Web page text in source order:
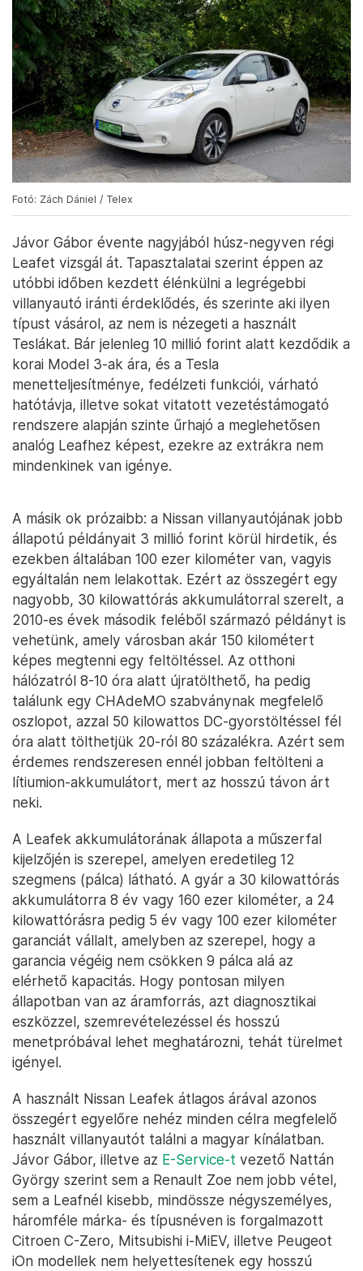
Fotó: Zách Dániel / Telex
Jávor Gábor évente nagyjából húsz-negyven régi
Leafet vizsgál át. Tapasztalatai szerint éppen az
utóbbi időben kezdett élénkülni a legrégebbi
villanyautó iránti érdeklődés, és szerinte aki ilyen
típust vásárol, az nem is nézegeti a használt
Teslákat. Bár jelenleg 10 millió forint alatt kezdődik a
korai Model 3-ak ára, és a Tesla
menetteljesítménye, fedélzeti funkciói, várható
hatótávja, illetve sokat vitatott vezetéstámogató
rendszere alapján szinte űrhajó a meglehetősen
analóg Leafhez képest, ezekre az extrákra nem
mindenkinek van igénye.
A másik ok prózaibb: a Nissan villanyautójának jobb
állapotú példányait 3 millió forint körül hirdetik, és
ezekben általában 100 ezer kilométer van, vagyis
egyáltalán nem lelakottak. Ezért az összegért egy
nagyobb, 30 kilowattórás akkumulátorral szerelt, a
2010-es évek második feléből származó példányt is
vehetünk, amely városban akár 150 kilométert
képes megtenni egy feltöltéssel. Az otthoni
hálózatról 8-10 óra alatt újratölthető, ha pedig
találunk egy CHAdeMO szabványnak megfelelő
oszlopot, azzal 50 kilowattos DC-gyorstöltéssel fél
óra alatt tölthetjük 20-ról 80 százalékra. Azért sem
érdemes rendszeresen ennél jobban feltölteni a
lítiumion-akkumulátort, mert az hosszú távon árt
neki.
A Leafek akkumulátorának állapota a műszerfal
kijelzőjén is szerepel, amelyen eredetileg 12
szegmens (pálca) látható. A gyár a 30 kilowattórás
akkumulátorra 8 év vagy 160 ezer kilométer, a 24
kilowattórásra pedig 5 év vagy 100 ezer kilométer
garanciát vállalt, amelyben az szerepel, hogy a
garancia végéig nem csökken 9 pálca alá az
elérhető kapacitás. Hogy pontosan milyen
állapotban van az áramforrás, azt diagnosztikai
eszközzel, szemrevételezéssel és hosszú
menetpróbával lehet meghatározni, tehát türelmet
igényel.
A használt Nissan Leafek átlagos árával azonos
összegért egyelőre nehéz minden célra megfelelő
használt villanyautót találni a magyar kínálatban.
Jávor Gábor, illetve az E-Service-t vezető Nattán
György szerint sem a Renault Zoe nem jobb vétel,
sem a Leafnél kisebb, mindössze négyszemélyes,
háromféle márka- és típusnéven is forgalmazott
Citroen C-Zero, Mitsubishi i-MiEV, illetve Peugeot
iOn modellek nem helyettesítenek egy hosszú